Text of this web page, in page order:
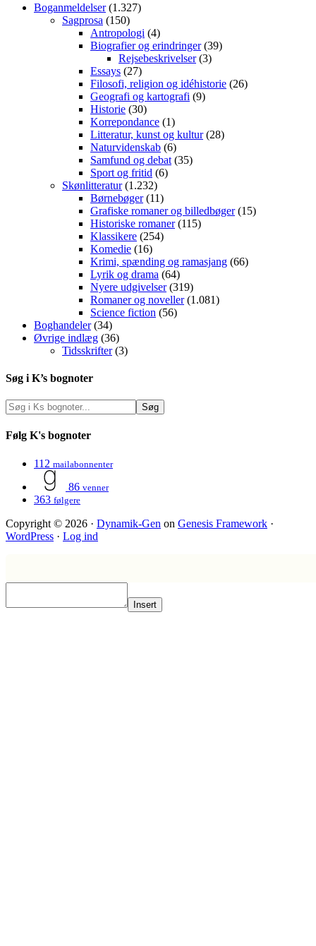
Boganmeldelser(1.327)
Sagprosa (150)
Antropologi (4)
Biografier og erindringer(39)
Rejsebeskrivelser(3)
Essays (27)
Filosofi, religion og idéhistorie (26)
Geografi og kartografi (9)
Historie (30)
Korrepondance (1)
Litteratur, kunst og kultur(28)
Naturvidenskab (6)
Samfund og debat (35)
Sport og fritid (6)
Skønlitteratur(1.232)
Børnebøger(11)
Grafiske romaner og billedbøger(15)
Historiske romaner(115)
Klassikere (254)
Komedie (16)
Krimi, spænding og ramasjang (66)
Lyrik og drama (64)
Nyere udgivelser(319)
Romaner og noveller(1.081)
Science fiction (56)
Boghandeler(34)
Øvrige indlæg (36)
Tidsskrifter(3)
Søg i K’s bognoter
Følg K's bognoter
112 mailabonnenter
86 venner
363 følgere
Copyright © 2026 · Dynamik-Gen on Genesis Framework ·
WordPress · Log ind
Insert